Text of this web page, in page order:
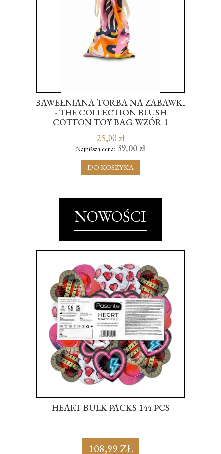
BAWEŁNIANA TORBA NA ZABAWKI
- THE COLLECTION BLUSH
COTTON TOY BAG WZÓR 1
25,00 zł
Najniższa cena: 39,00 zł
DO KOSZYKA
NOWOŚCI
HEART BULK PACKS 144 PCS
108,99 ZŁ